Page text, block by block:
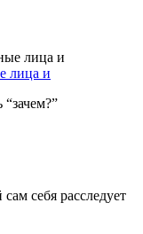
лица и
себя расследует